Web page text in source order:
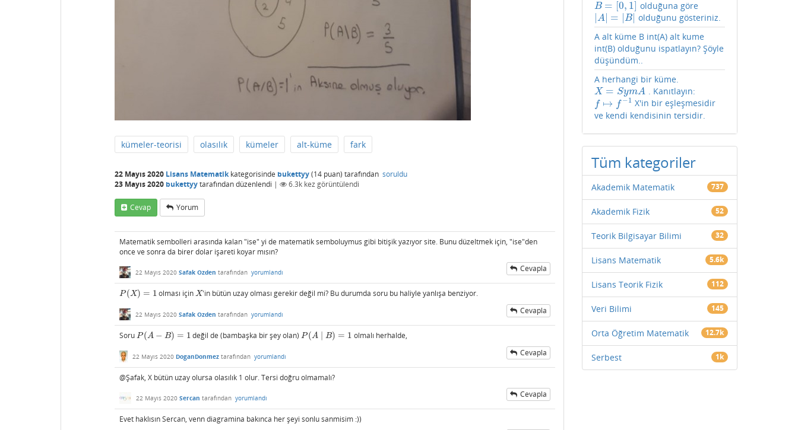
kümeler-teorisi olasılık kümeler alt-küme fark
22 Mayıs 2020 Lisans Matematikkategorisinde bukettyy(14 puan) tarafından soruldu
23 Mayıs 2020 bukettyytarafındandüzenlendi | 6.3k kez görüntülendi
Cevap Yorum
Matematik sembolleri arasında kalan "ise" yi de matematik semboluymus gibi bitişik yazıyor site. Bunu düzeltmek için, "ise"den
once ve sonra da birer dolar işareti koyar mısın?
22 Mayıs 2020 Safak Ozden tarafından yorumlandı Cevapla
P(X) = 1
P(X)=1 olması için X
X 'in bütün uzay olması gerekir değil mi? Bu durumda soru bu haliyle yanlışa benziyor.
22 Mayıs 2020 Safak Ozden tarafından yorumlandı Cevapla
Soru P(A − B) = 1
P(A−B)= 1 değil de (bambaşka bir şey olan)P(A B) = 1
P(A∣B =1 olmalı herhalde,
22 Mayıs 2020 DoganDonmez tarafından yorumlandı Cevapla
@Şafak, X bütün uzay olursa olasılık 1 olur. Tersi doğru olmamalı?
22 Mayıs 2020 Sercan tarafından yorumlandı Cevapla
Evet haklısın Sercan, venn diagramina bakınca her şeyi sonlu sanmisim :))
B = [0, 1]
B= [0, ] olduğuna göre
A| = |B
|A| =| |
olduğunu gösteriniz.
A alt küme B int(A) alt kume
int(B) olduğunu ispatlayın? Şöyle
düşündüm..
A herhangi bir küme.
X = SymA
X= SymA . Kanıtlayın:
f ↦ f −1
f↦f−1
X'in bir eşleşmesidir
ve kendi kendisinin tersidir.
Tüm kategoriler
Akademik Matematik 737
Akademik Fizik 52
Teorik Bilgisayar Bilimi 32
Lisans Matematik 5.6k
Lisans Teorik Fizik 112
Veri Bilimi 145
Orta Öğretim Matematik 12.7k
Serbest 1k